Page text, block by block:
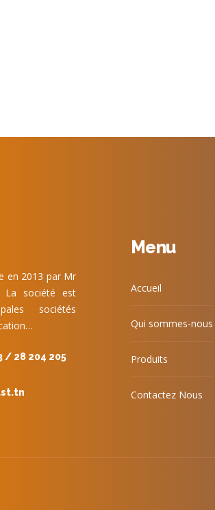
en 2013 par Mr
La société est
sociétés
/ 28 204 205
Menu
Accueil
Qui sommes-nous
Produits
Contactez Nous